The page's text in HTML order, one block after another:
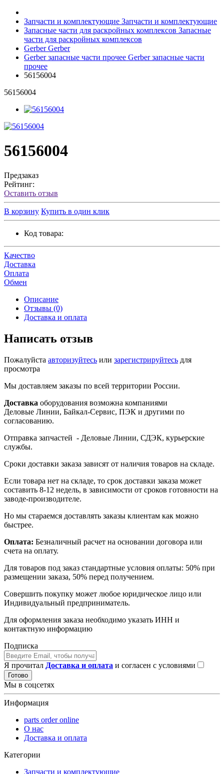
Запчасти и комплектующие Запчасти и комплектующие
Запасные части для раскройных комплексов Запасные
части для раскройных комплексов
GerberGerber
Gerber запасные части прочее Gerber запасные части
прочее
56156004
56156004
56156004
Предзаказ
Рейтинг:
Оставить отзыв
В корзину Купить в один клик
Код товара:
Качество
Доставка
Оплата
Обмен
Описание
Отзывы (0)
Доставка и оплата
Написать отзыв
Пожалуйста авторизуйтесь или зарегистрируйтесь для
просмотра
Мы доставляем заказы по всей территории России.
Доставка оборудования возможна компаниями
Деловые Линии, Байкал-Сервис, ПЭК и другими по
согласованию.
Отправка запчастей - Деловые Линии, СДЭК, курьерские
службы.
Сроки доставки заказа зависят от наличия товаров на складе.
Если товара нет на складе, то срок доставки заказа может
составить 8-12 недель, в зависимости от сроков готовности на
заводе-производителе.
Но мы стараемся доставлять заказы клиентам как можно
быстрее.
Оплата: Безналичный расчет на основании договора или
счета на оплату.
Для товаров под заказ стандартные условия оплаты: 50% при
размещении заказа, 50% перед получением.
Совершить покупку может любое юридическое лицо или
Индивидуальный предприниматель.
Для оформления заказа необходимо указать ИНН и
контактную информацию
Подписка
Я прочитал Доставка и оплата и согласен с условиями
Готово
Мы в соцсетях
Информация
parts order onlinе
О нас
Доставка и оплата
Категории
Запчасти и комплектующие